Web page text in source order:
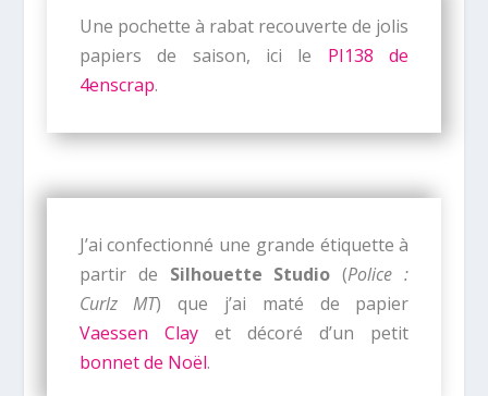
Une pochette à rabat recouverte de jolis
papiers de saison, ici le PI138 de
4enscrap.
J’ai confectionné une grande étiquette à
partir de Silhouette Studio (Police :
Curlz MT) que j’ai maté de papier
Vaessen Clayet décoré d’un petit
bonnet de Noël.